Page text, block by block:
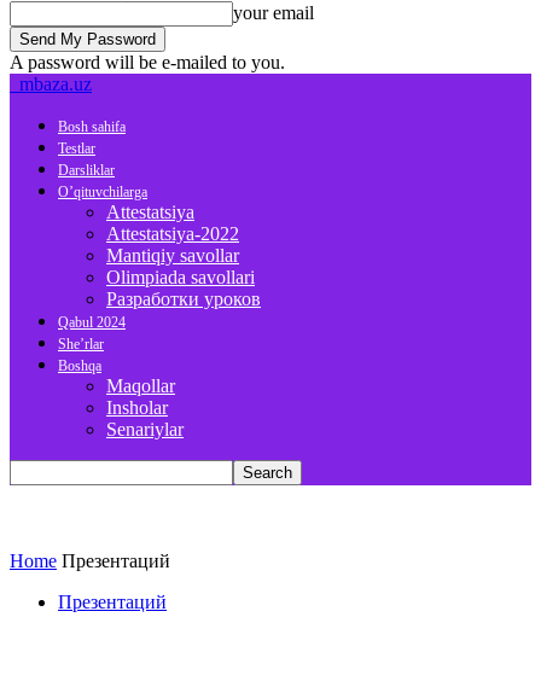
your email
A password will be e-mailed to you.
mbaza.uz
Bosh sahifa
Testlar
Darsliklar
O’qituvchilarga
Attestatsiya
Attestatsiya-2022
Mantiqiy savollar
Olimpiada savollari
Разработки уроков
Qabul 2024
She’rlar
Boshqa
Maqollar
Insholar
Senariylar
Home Презентаций
Презентаций